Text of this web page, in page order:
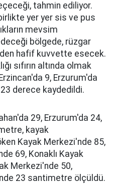
tahmin ediliyor.
yer yer sis ve pus
mevsim
bölgede, rüzgar
hafif kuvvette esecek.
sıfırın altında olmak
9, Erzurum'da
derece kaydedildi.
29, Erzurum'da 24,
kayak
Kayak Merkezi'nde 85,
69, Konaklı Kayak
Merkezi'nde 50,
23 santimetre ölçüldü.